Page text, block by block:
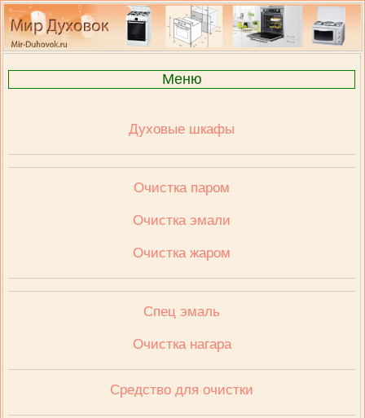
Меню
Духовые шкафы
Очистка паром
Очистка эмали
Очистка жаром
Спец эмаль
Очистка нагара
Средство для очистки